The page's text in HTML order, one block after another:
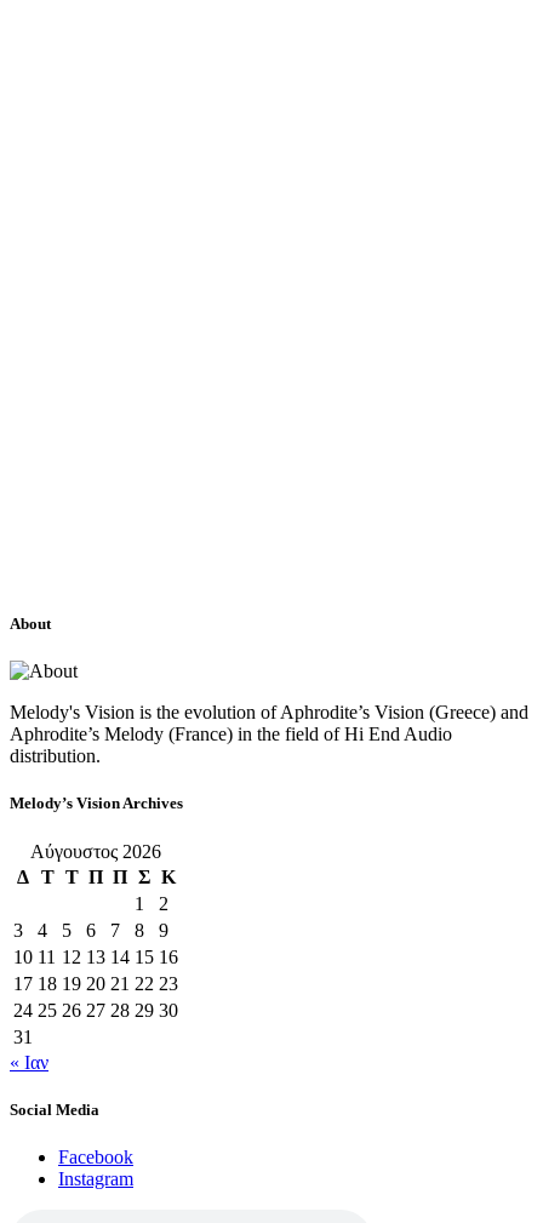
About
Melody's Vision is the evolution of Aphrodite’s Vision (Greece) and
Aphrodite’s Melody (France) in the field of Hi End Audio
distribution.
Melody’s Vision Archives
Αύγουστος 2026
Δ Τ Τ Π Π Σ Κ
1
2
3
4 5 6 7 8
9
10 11 12 13 14 15 16
17 18 19 20 21 22 23
24 25 26 27 28 29 30
31
« Ιαν
Social Media
Facebook
Instagram